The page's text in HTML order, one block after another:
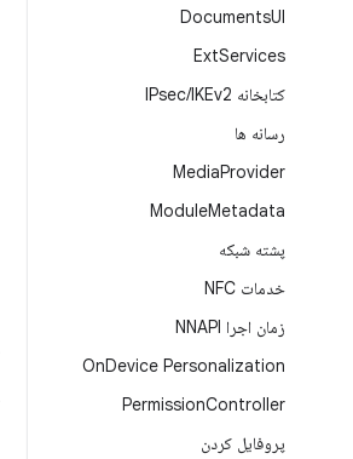
DocumentsUI
ExtServices
کتابخانه IPsec
/IKEv2
رسانه ها
MediaProvider
ModuleMetadata
پشته شبکه
خدمات NFC
زمان اجرا NNAPI
OnDevice Personalization
PermissionController
پروفایل کردن